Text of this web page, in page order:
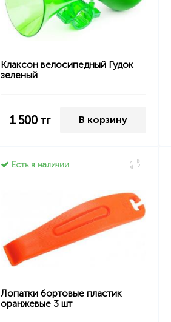
Клаксон велосипедный Гудок
зеленый
1 500 тг В корзину
Есть в наличии
Лопатки бортовые пластик
оранжевые 3 шт